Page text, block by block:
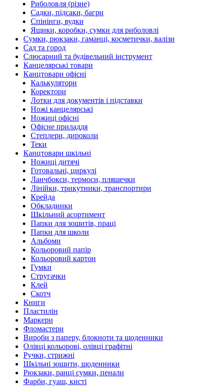
Риболовля (різне)
Садки, підсаки, багри
Спінінги, вудки
Ящики, коробки, сумки для риболовлі
Сумки, рюкзаки, гаманці, косметички, валізи
Сад та город
Слюсарний та будівельний інструмент
Канцелярські товари
Канцтовари офісні
Калькулятори
Коректори
Лотки для документів і підставки
Ножі канцелярські
Ножиці офісні
Офісне приладдя
Степлери, дироколи
Теки
Канцтовари шкільні
Ножиці дитячі
Готовальні, циркулі
Ланчбокси, термоси, пляшечки
Лінійки, трикутники, транспортири
Крейда
Обкладинки
Шкільний асортимент
Папки для зошитів, праці
Папки для школи
Альбоми
Кольоровий папір
Кольоровий картон
Гумки
Стругачки
Клей
Скотч
Книги
Пластилін
Маркери
Фломастери
Вироби з паперу, блокноти та щоденники
Олівці кольорові, олівці графітні
Ручки, стрижні
Шкільні зошити, щоденники
Рюкзаки, ранці сумки, пенали
Фарби, гуаш, кисті